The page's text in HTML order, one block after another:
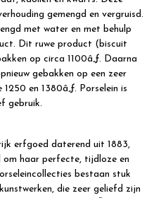
gemengd en vergruisd.
met water en met behulp
Dit ruwe product (biscuit
op circa 1100â„ƒ. Daarna
gebakken op een zeer
en 1380â„ƒ. Porselein is
gebruik.
erfgoed daterend uit 1883,
haar perfecte, tijdloze en
bestaan stuk
die zeer geliefd zijn